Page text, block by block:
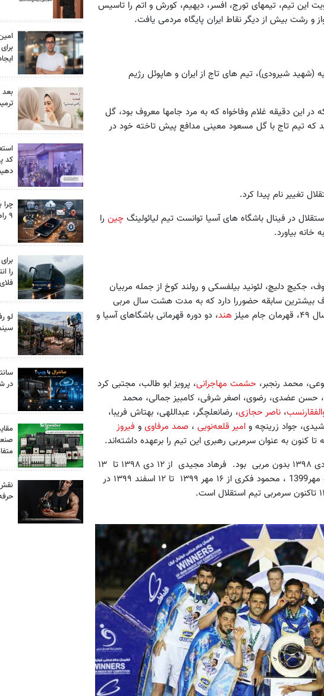
این تیم، تیمهای تورج، افسر، دیهیم، کورش و اتم را تاسیس
رشت بیش از دیگر نقاط ایران پایگاه مردمی یافت.
امجدیه (شهید شیرودی)، تیم های تاج از ایران و هاپوئل رژیم
۸۳ یک بر صفر عقب بود که در این دقیقه غلام وفاخواه که به مرد جامها معروف بود، گل
که تیم تاج با گل مسعود معینی مدافع پیش تاخته خود در
چین را
بیاورد.
جکیچ دلیچ، لئونید بیلفسکی و رولند کوخ از جمله مربیان
بیشترین سابقه حضوررا دارد که به مدت هشت سال مربی
هند، دو دوره قهرمانی باشگاهای آسیا و
محمد رنجبر، حشمت مهاجرانی، پرویز ابو طالب، مجتبی کرد
حسن عضدی، رضوی، اصغر شرفی، کامبیز جمالی، محمد
، ناصر حجازی، رضانعلچگر، عبداللهی، بهتاش فریبا،
جواد زرینچه و امیر قلعه‌نویی ، صمد مرفاوی و فیروز
تا کنون به عنوان سرمربی رهبری این تیم را برعهده داشته‌اند.
بعد از رفتن استراماچونی این تیم بین ۱۸ آذر ۱۳۹۸ ۱۲ دی ۱۳۹۸ بدون مربی بود. فرهاد مجیدی از ۱۲ دی ۱۳۹۸ تا ۱۳
شهریور ۱۳۹۹، مجید نامجومطلق از ۱۶ شهریور ۱۳۹۹ تا ۵ مهر1399 ، محمود فکری از ۱۶ مهر ۱۳۹۹ تا ۱۲ اسفند ۱۳۹۹ در
بعد
کد
چرا
۹ راهکار واقعی
را
لو
در